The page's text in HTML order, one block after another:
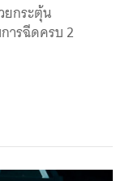
ยกระตุ้น
ารฉีดครบ 2